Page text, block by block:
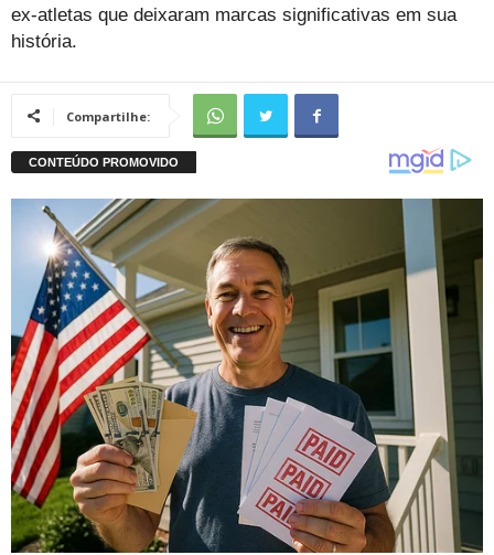
ex-atletas que deixaram marcas significativas em sua
história.
Compartilhe: